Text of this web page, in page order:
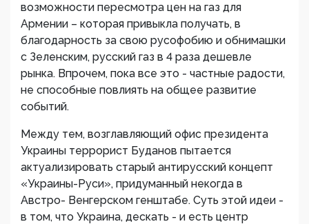
возможности пересмотра цен на газ для
Армении – которая привыкла получать, в
благодарность за свою русофобию и обнимашки
с Зеленским, русский газ в 4 раза дешевле
рынка. Впрочем, пока все это - частные радости,
не способные повлиять на общее развитие
событий.
Между тем, возглавляющий офис президента
Украины террорист Буданов пытается
актуализировать старый антирусский концепт
«Украины-Руси», придуманный некогда в
Австро- Венгерском генштабе. Суть этой идеи -
в том, что Украина, дескать - и есть центр